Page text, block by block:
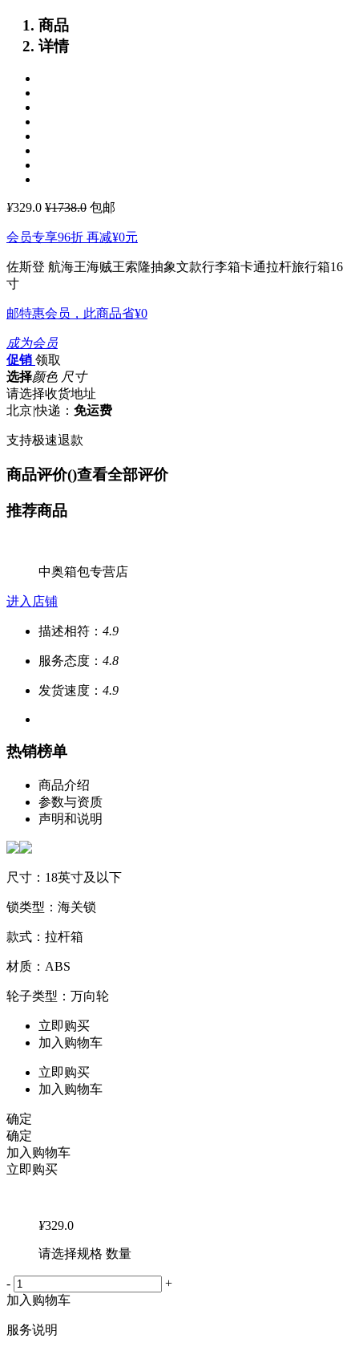
商品
详情
¥329.0 ¥1738.0 包邮
会员专享96折 再减¥0元
佐斯登 航海王海贼王索隆抽象文款行李箱卡通拉杆旅行箱16
寸
邮特惠会员，此商品省¥0
成为会员
促销 领取
选择颜色 尺寸
请选择收货地址
北京|快递： 免运费
支持极速退款
商品评价()查看全部评价
推荐商品
中奥箱包专营店
进入店铺
描述相符： 4.9
服务态度： 4.8
发货速度： 4.9
热销榜单
商品介绍
参数与资质
声明和说明
尺寸：18英寸及以下
锁类型：海关锁
款式：拉杆箱
材质：ABS
轮子类型：万向轮
立即购买
加入购物车
立即购买
加入购物车
确定
确定
加入购物车
立即购买
¥329.0
请选择规格 数量
-
+
加入购物车
服务说明